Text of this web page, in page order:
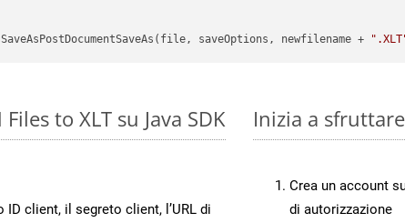
saveOptions, newfilename +
to XLT su Java SDK
ID client, il segreto client, l’URL di
Inizia a sfruttare
Crea un account
di autorizzazione